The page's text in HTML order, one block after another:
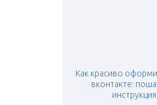
Как красиво
вконтакте:
инструкция